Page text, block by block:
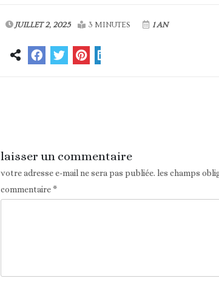
JUILLET 2, 2025 3 MINUTES 1 AN
laisser un commentaire
votre adresse e-mail ne sera pas publiée. les champs
commentaire*